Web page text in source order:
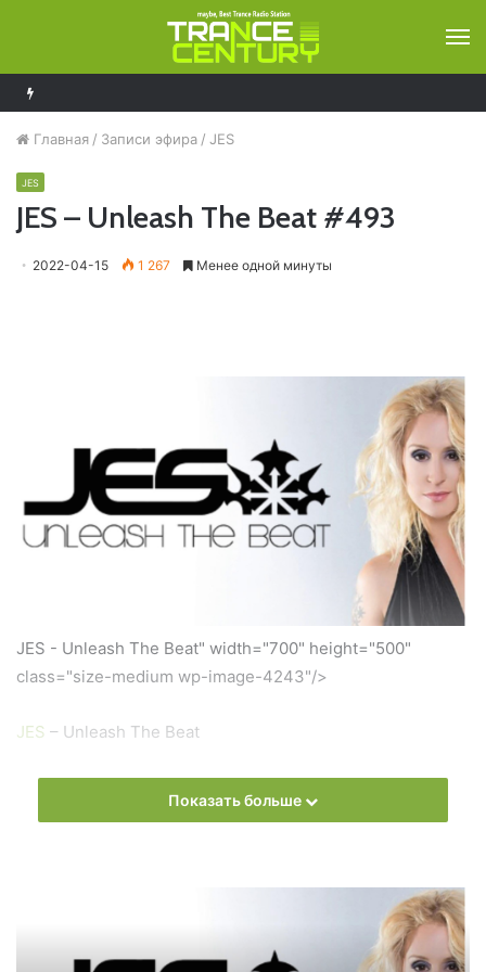
Главная / Записи эфира / JES
JES
JES – Unleash The Beat #493
2022-04-15 1 267 Менее одной минуты
JES - Unleash The Beat" width="700" height="500"
class="size-medium wp-image-4243"/>
JES – Unleash The Beat
Слушать онлайн новый выпуск
– Unleash The Beat
онлайн бесплатно
– Unleash The
Beat в формате mp3. Лучшая музыкальная подборка и
альбомы исполнителяJES
Показать больше